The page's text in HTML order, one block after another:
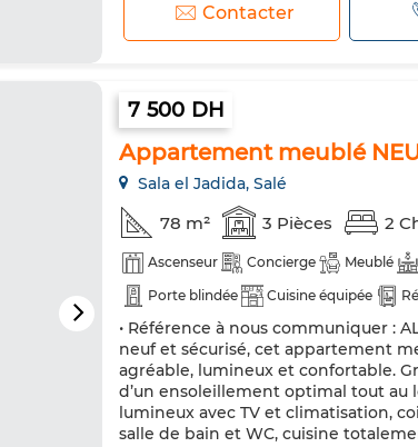
Contacter
7 500 DH
Appartement meublé
Sala el Jadida, Salé
78 m² 3 Pièces 2
Ascenseur Concierge Meublé
Porte blindée
Cuisine équipée
Micro-ondes
Internet
• Référence à nous communiquer :
neuf et sécurisé, cet appartement
agréable, lumineux et confortable.
d’un ensoleillement optimal tout au
lumineux avec TV et climatisation,
salle de bain et WC, cuisine